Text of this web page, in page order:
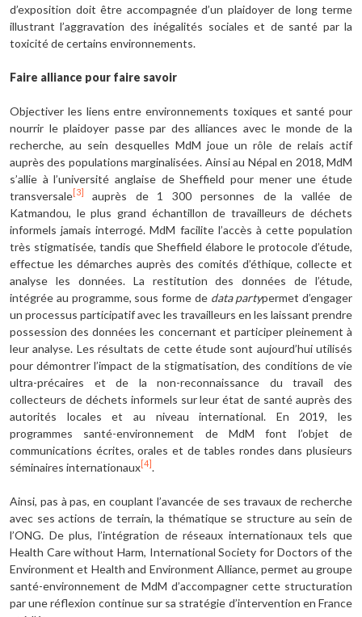
d’exposition doit être accompagnée d’un plaidoyer de long terme
illustrant l’aggravation des inégalités sociales et de santé par la
toxicité de certains environnements.
Faire alliance pour faire savoir
Objectiver les liens entre environnements toxiques et santé pour
nourrir le plaidoyer passe par des alliances avec le monde de la
recherche, au sein desquelles MdM joue un rôle de relais actif
auprès des populations marginalisées. Ainsi au Népal en 2018, MdM
s’allie à l’université anglaise de Sheffield pour mener une étude
transversale [3]
auprès de 1 300 personnes de la vallée de
Katmandou, le plus grand échantillon de travailleurs de déchets
informels jamais interrogé. MdM facilite l’accès à cette population
très stigmatisée, tandis que Sheffield élabore le protocole d’étude,
effectue les démarches auprès des comités d’éthique, collecte et
analyse les données. La restitution des données de l’étude,
intégrée au programme, sous forme de data partypermet d’engager
un processus participatif avec les travailleurs en les laissant prendre
possession des données les concernant et participer pleinement à
leur analyse. Les résultats de cette étude sont aujourd’hui utilisés
pour démontrer l’impact de la stigmatisation, des conditions de vie
ultra-précaires et de la non-reconnaissance du travail des
collecteurs de déchets informels sur leur état de santé auprès des
autorités locales et au niveau international. En 2019, les
programmes santé-environnement de MdM font l’objet de
communications écrites, orales et de tables rondes dans plusieurs
séminaires internationaux [4] .
Ainsi, pas à pas, en couplant l’avancée de ses travaux de recherche
avec ses actions de terrain, la thématique se structure au sein de
l’ONG. De plus, l’intégration de réseaux internationaux tels que
Health Care without Harm, International Society for Doctors of the
Environment et Health and Environment Alliance, permet au groupe
santé-environnement de MdM d’accompagner cette structuration
par une réflexion continue sur sa stratégie d’intervention en France